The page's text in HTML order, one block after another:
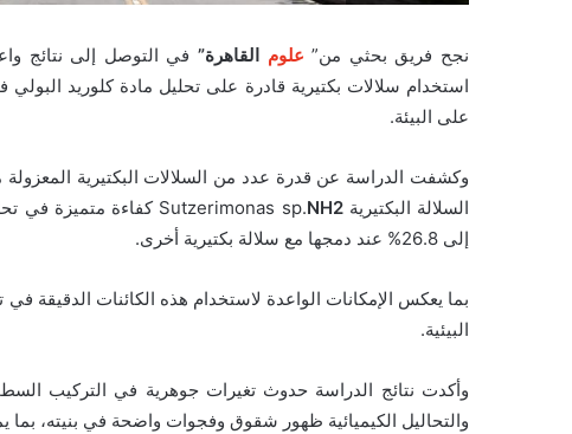
نجح فريق بحثي من” علوم القاهرة” في التوصل إلى نتائج
استخدام سلالات بكتيرية قادرة على تحليل مادة كلوريد البولي
على البيئة.
السلالة البكتيرية Sutzerimonas sp.NH2
إلى 26.8% عند دمجها مع سلالة بكتيرية أخرى.
بما يعكس الإمكانات الواعدة لاستخدام هذه الكائنات الدقيقة في
البيئية.
وأكدت نتائج الدراسة حدوث تغيرات جوهرية في التركيب
والتحاليل الكيميائية ظهور شقوق وفجوات واضحة في بنيته، بما